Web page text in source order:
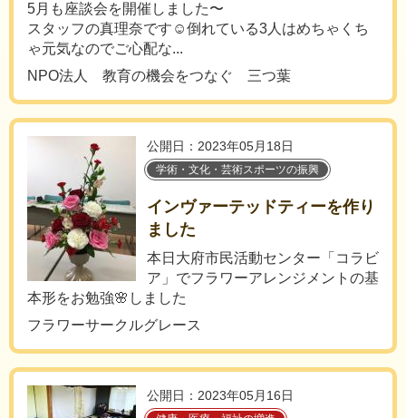
5月も座談会を開催しました〜
スタッフの真理奈です☺️倒れている3人はめちゃくち
ゃ元気なのでご心配な...
NPO法人 教育の機会をつなぐ 三つ葉
公開日：2023年05月18日
学術・文化・芸術スポーツの振興
インヴァーテッドティーを作り
ました
本日大府市民活動センター「コラビ
ア」でフラワーアレンジメントの基
本形をお勉強🌸しました
フラワーサークルグレース
公開日：2023年05月16日